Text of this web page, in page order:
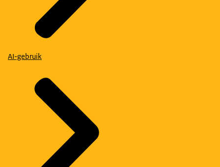
AI-gebruik